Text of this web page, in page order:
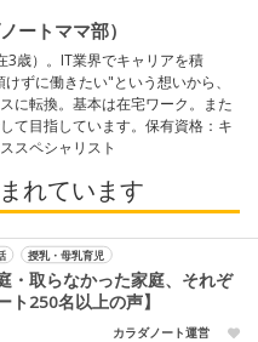
ートママ部）
3歳）。IT業界でキャリアを積
ずに働きたい"という想いから、
に転換。基本は在宅ワーク。また
て目指しています。保有資格：キ
スペシャリスト
れています
授乳・母乳育児
・取らなかった家庭、それぞ
250名以上の声】
カラダノート運営